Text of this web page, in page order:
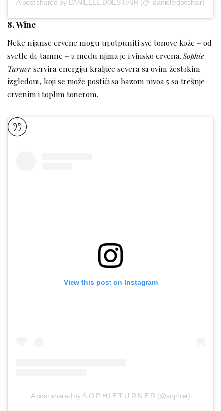
A post shared by DANIELLE DOES HAIR (@_danielledoeshair)
8. Wine
Neke nijanse crvene mogu upotpuniti sve tonove kože – od
svetle do tamne – a među njima je i vinsko crvena. Sophie
Turnerservira energiju kraljice severa sa ovim žestokim
izgledom, koji se može postići sa bazom nivoa 5 sa ​​trešnje
crvenim i toplim tonerom.
View this post on Instagram
A post shared by S O P H I E T U R N E R (@sophiet)